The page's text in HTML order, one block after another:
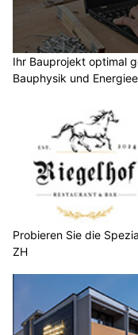
Ihr Bauprojekt optimal
Bauphysik und
Probieren Sie die
ZH